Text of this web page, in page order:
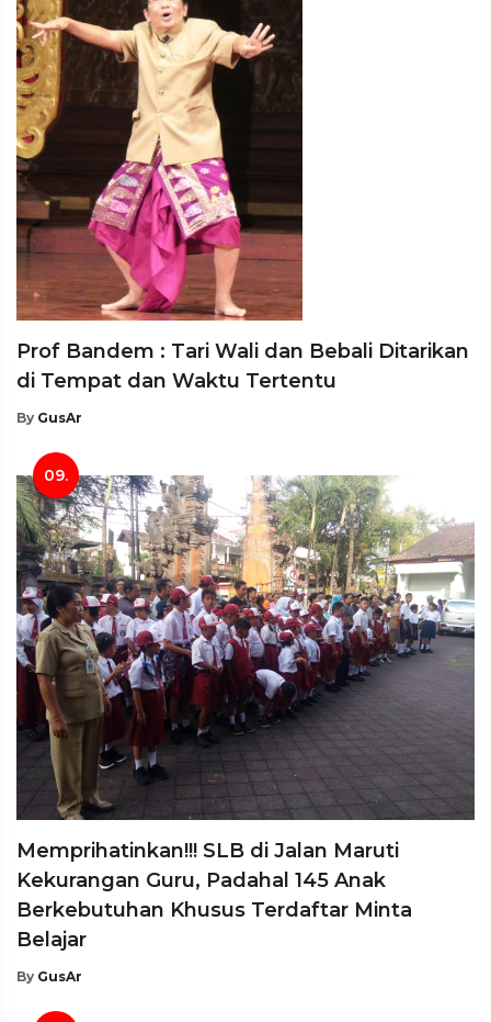
Prof Bandem : Tari Wali dan Bebali Ditarikan
di Tempat dan Waktu Tertentu
By GusAr
09.
Memprihatinkan!!! SLB di Jalan Maruti
Kekurangan Guru, Padahal 145 Anak
Berkebutuhan Khusus Terdaftar Minta
Belajar
By GusAr